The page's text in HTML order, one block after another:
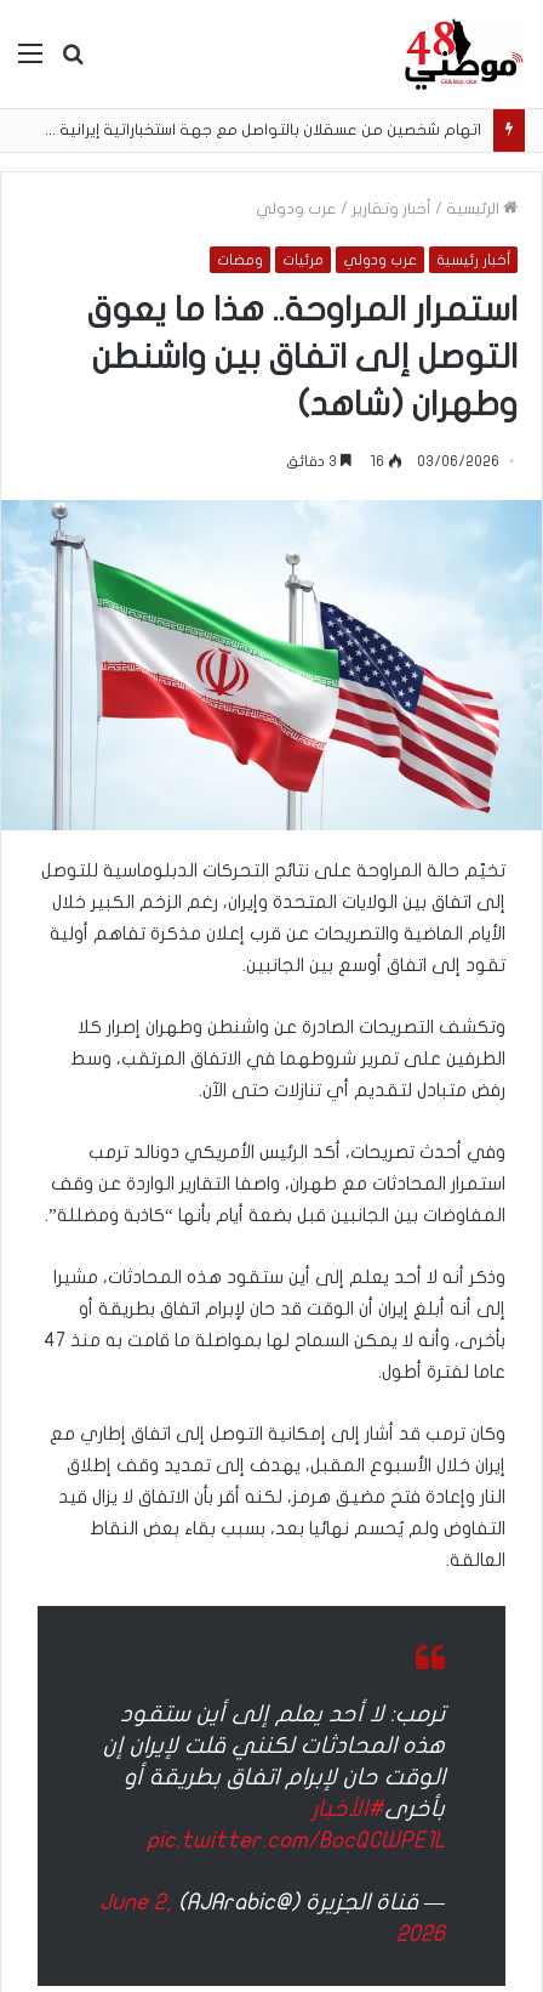
بحث
الرئيسية / أخبار وتقارير / عرب ودولي
أخبار رئيسية عرب ودولي مرئيات ومضات
استمرار المراوحة.. هذا ما يعوق
التوصل إلى اتفاق بين واشنطن
وطهران (شاهد)
03/06/2026
16
تخيّم حالة المراوحة على نتائج التحركات الدبلوماسية للتوصل
إلى اتفاق بين الولايات المتحدة وإيران، رغم الزخم الكبير خلال
الأيام الماضية والتصريحات عن قرب إعلان مذكرة تفاهم أولية
تقود إلى اتفاق أوسع بين الجانبين.
وتكشف التصريحات الصادرة عن واشنطن وطهران إصرار كلا
الطرفين على تمرير شروطهما في الاتفاق المرتقب، وسط
رفض متبادل لتقديم أي تنازلات حتى الآن.
وفي أحدث تصريحات، أكد الرئيس الأمريكي دونالد ترمب
استمرار المحادثات مع طهران، واصفا التقارير ⁠الواردة عن ⁠وقف
المفاوضات ⁠بين ⁠الجانبين قبل بضعة ‌أيام بأنها “كاذبة ومضللة”.
وذكر أنه لا أحد يعلم إلى أين ستقود هذه المحادثات، مشيرا
إلى أنه أبلغ إيران أن الوقت قد حان لإبرام اتفاق بطريقة أو
بأخرى، وأنه لا يمكن السماح لها بمواصلة ما قامت به منذ 47
عاما لفترة أطول.
وكان ترمب قد أشار إلى إمكانية التوصل إلى اتفاق إطاري مع
إيران خلال الأسبوع المقبل، يهدف إلى تمديد وقف إطلاق
النار وإعادة فتح مضيق هرمز، لكنه أقر بأن الاتفاق لا يزال قيد
التفاوض ولم يُحسم نهائيا بعد، بسبب بقاء بعض النقاط
العالقة.
ترمب: لا أحد يعلم إلى أين ستقود
هذه المحادثات لكنني قلت لإيران إن
الوقت حان لإبرام اتفاق بطريقة أو
بأخرى#الأخبار
pic.twitter.com/BocQCWPE1L
— قناة الجزيرة (@AJArabic)
June 2,
2026